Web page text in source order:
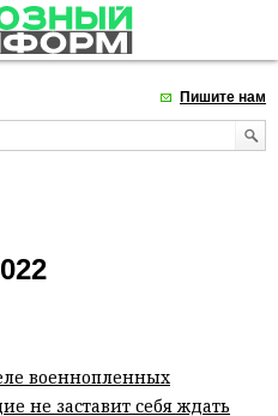
Пишите нам
военнопленных
не заставит себя ждать